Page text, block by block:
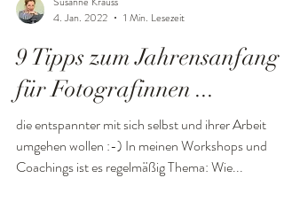
Susanne Krauss
4. Jan. 2022
1 Min. Lesezeit
9 Tipps zum Jahrensanfang
für Fotografinnen ...
die entspannter mit sich selbst und ihrer Arbeit